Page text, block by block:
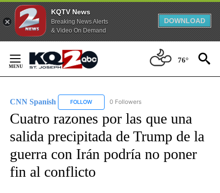
KQTV News
Breaking News Alerts
& Video On Demand
DOWNLOAD
Content
76°
CNN Spanish FOLLOW FOLLOW "CNN SPANISH" TO RECEIVE
0 Followers
Cuatro razones por las que una
salida precipitada de Trump de la
guerra con Irán podría no poner
fin al conflicto